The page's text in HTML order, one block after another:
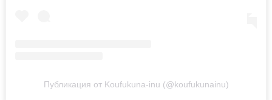
Публикация от Koufukuna-inu (@koufukunainu)